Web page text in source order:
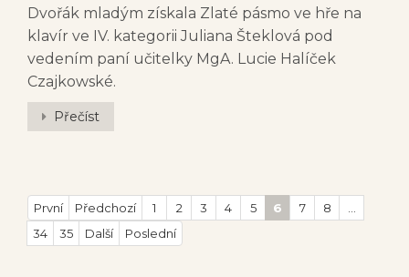
Dvořák mladým získala Zlaté pásmo ve hře na
klavír ve IV. kategorii Juliana Šteklová pod
vedením paní učitelky MgA. Lucie Halíček
Czajkowské.
Přečíst
První Předchozí 1 2 3 4 5 6 7 8
34
35 Další Poslední